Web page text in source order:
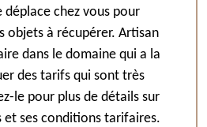
chez vous pour
objets à récupérer. Artisan
dans le domaine qui a la
des tarifs qui sont très
le pour plus de détails sur
et ses conditions tarifaires.